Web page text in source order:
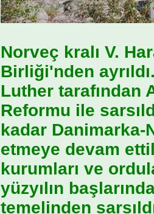
Norveç kralı V.
Birliği'nden
Luther tarafından
Reformu ile
kadar Danimarka-
etmeye devam
kurumları ve
yüzyılın
temelinden